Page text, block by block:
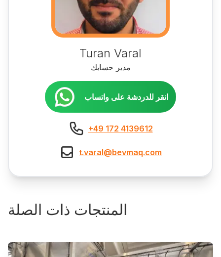
Turan Varal
مدير حسابك
انقر للدردشة على واتساب
+49 172 4139612
t.varal@bevmaq.com
المنتجات ذات الصلة